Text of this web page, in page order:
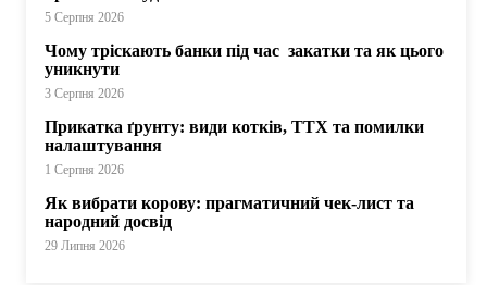
5 Серпня 2026
Чому тріскають банки під час закатки та як цього
уникнути
3 Серпня 2026
Прикатка ґрунту: види котків, ТТХ та помилки
налаштування
1 Серпня 2026
Як вибрати корову: прагматичний чек-лист та
народний досвід
29 Липня 2026